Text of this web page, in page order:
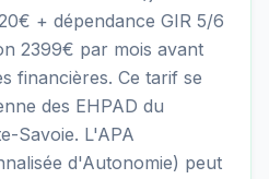
+ dépendance GIR 5/6
2399€ par mois avant
financières. Ce tarif se
des EHPAD du
Savoie. L'APA
d'Autonomie) peut